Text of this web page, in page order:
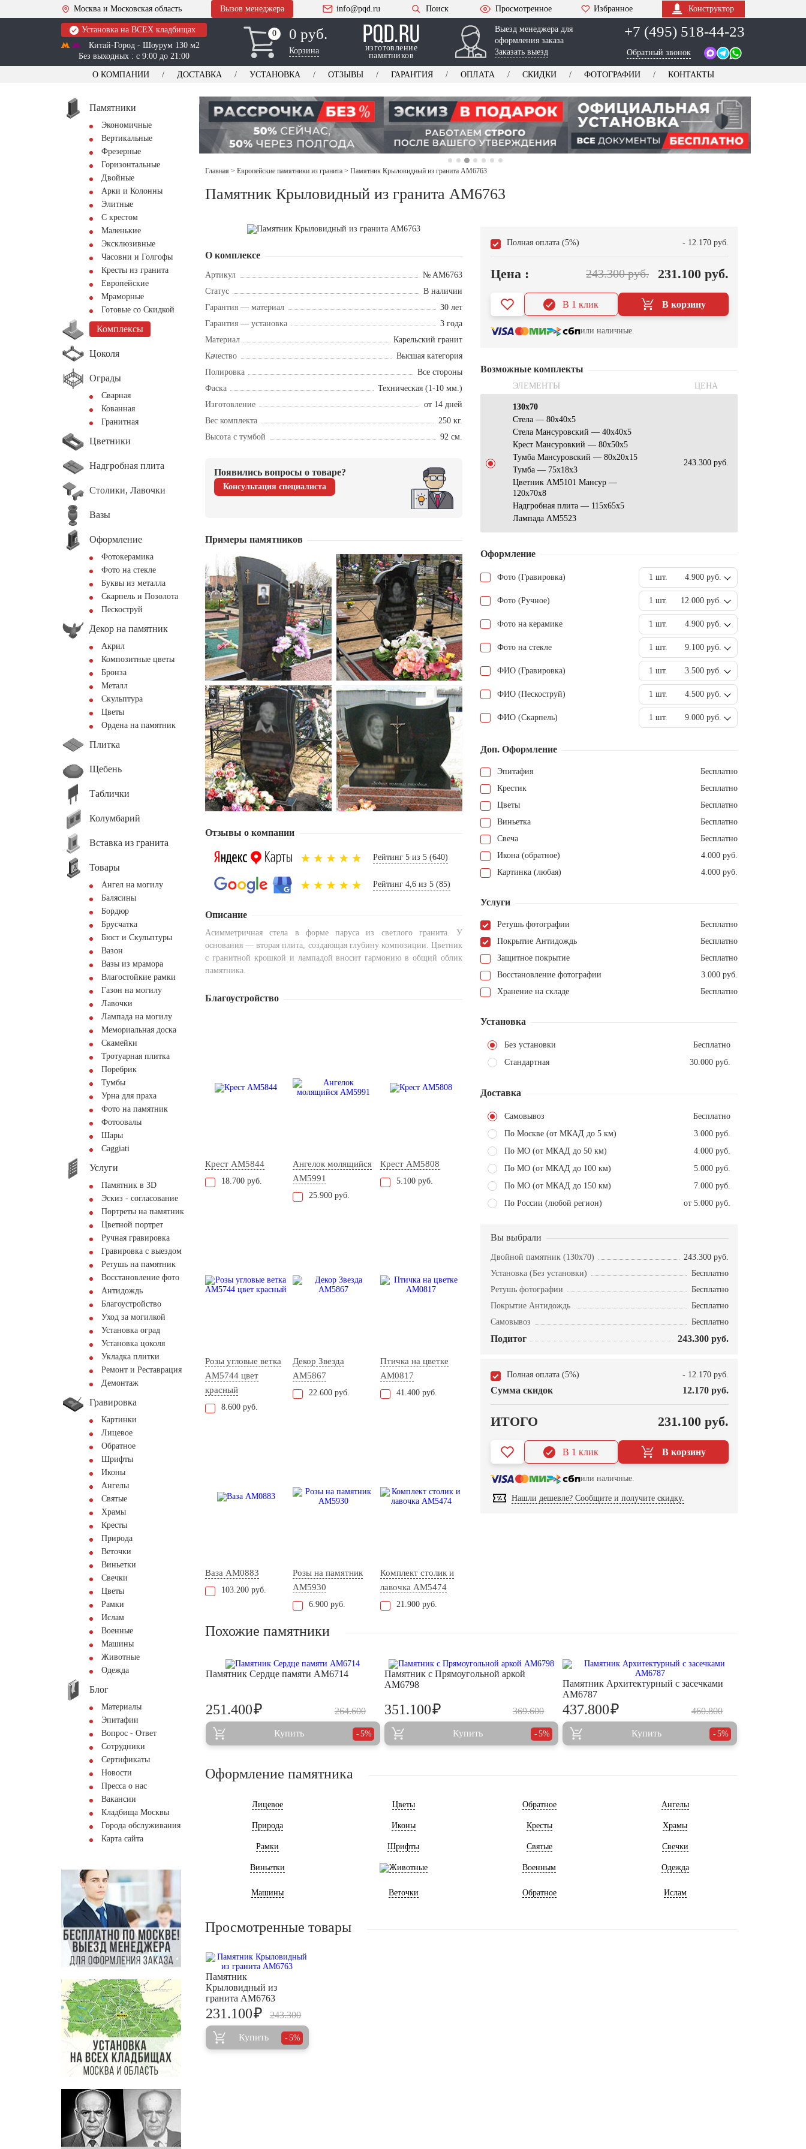
Москва и Московская область Вызов менеджера info@pqd.ru Поиск Просмотренное Избранное Конструктор
Установка на ВСЕХ кладбищах
Китай-Город - Шоурум 130 м2
Без выходных : с 9:00 до 21:00
0
0 0 руб.
Корзина
изготовление
памятников
Выезд менеджера для
оформления заказа
Заказать выезд
+7 (495) 518-44-23
Обратный звонок
О КОМПАНИИ ДОСТАВКА УСТАНОВКА ОТЗЫВЫ ГАРАНТИЯ ОПЛАТА СКИДКИ ФОТОГРАФИИ КОНТАКТЫ
Памятники
Экономичные
Вертикальные
Фрезерные
Горизонтальные
Двойные
Арки и Колонны
Элитные
С крестом
Маленькие
Эксклюзивные
Часовни и Голгофы
Кресты из гранита
Европейские
Мраморные
Готовые со Скидкой
Комплексы
Цоколя
Ограды
Сварная
Кованная
Гранитная
Цветники
Надгробная плита
Столики, Лавочки
Вазы
Оформление
Фотокерамика
Фото на стекле
Буквы из металла
Скарпель и Позолота
Пескоструй
Декор на памятник
Акрил
Композитные цветы
Бронза
Металл
Скульптура
Цветы
Ордена на памятник
Плитка
Щебень
Таблички
Колумбарий
Вставка из гранита
Товары
Ангел на могилу
Балясины
Бордюр
Брусчатка
Бюст и Скульптуры
Вазон
Вазы из мрамора
Влагостойкие рамки
Газон на могилу
Лавочки
Лампада на могилу
Мемориальная доска
Скамейки
Тротуарная плитка
Поребрик
Тумбы
Урна для праха
Фото на памятник
Фотоовалы
Шары
Сaggiati
Услуги
Памятник в 3D
Эскиз - согласование
Портреты на памятник
Цветной портрет
Ручная гравировка
Гравировка с выездом
Ретушь на памятник
Восстановление фото
Антидождь
Благоустройство
Уход за могилкой
Установка оград
Установка цоколя
Укладка плитки
Ремонт и Реставрация
Демонтаж
Гравировка
Картинки
Лицевое
Обратное
Шрифты
Иконы
Ангелы
Святые
Храмы
Кресты
Природа
Веточки
Виньетки
Свечки
Цветы
Рамки
Ислам
Военные
Машины
Животные
Одежда
Блог
Материалы
Эпитафии
Вопрос - Ответ
Сотрудники
Сертификаты
Новости
Пресса о нас
Вакансии
Кладбища Москвы
Города обслуживания
Карта сайта
Главная > Европейские памятники из гранита > Памятник Крыловидный из гранита AM6763
Памятник Крыловидный из гранита AM6763
О комплексе
Артикул
№ AM6763
Статус
В наличии
Гарантия — материал
30 лет
Гарантия — установка
3 года
Материал
Карельский гранит
Качество
Высшая категория
Полировка
Все стороны
Фаска
Техническая (1-10 мм.)
Изготовление
от 14 дней
Вес комплекта
250 кг.
Высота с тумбой
92 см.
Появились вопросы о товаре?
Консультация специалиста
Примеры памятников
Отзывы о компании
Рейтинг 5 из 5 (640)
Рейтинг 4,6 из 5 (85)
Описание
Асимметричная стела в форме паруса из светлого гранита. У
основания — вторая плита, создающая глубину композиции. Цветник
с гранитной крошкой и лампадой вносит гармонию в общий облик
памятника.
Благоустройство
Крест AM5844
18.700 руб.
Ангелок молящийся
AM5991
25.900 руб.
Крест AM5808
5.100 руб.
Розы угловые ветка
AM5744 цвет
красный
8.600 руб.
Декор Звезда
AM5867
22.600 руб.
Птичка на цветке
AM0817
41.400 руб.
Ваза AM0883
103.200 руб.
Розы на памятник
AM5930
6.900 руб.
Комплект столик и
лавочка АМ5474
21.900 руб.
Полная оплата (5%) - 12.170 руб.
Цена : 243.300 руб. 231.100 руб.
В корзину
В 1 клик
или наличные.
Возможные комплекты
ЭЛЕМЕНТЫ ЦЕНА
130х70
Стела — 80x40x5
Стела Мансуровский — 40x40x5
Крест Мансуровкий — 80x50x5
Тумба Мансуровский — 80x20x15
Тумба — 75x18x3
Цветник АМ5101 Мансур —
120x70x8
Надгробная плита — 115x65x5
Лампада AM5523
243.300 руб.
Оформление
Фото (Гравировка) 1 шт. 4.900 руб.
Фото (Ручное) 1 шт. 12.000 руб.
Фото на керамике 1 шт. 4.900 руб.
Фото на стекле 1 шт. 9.100 руб.
ФИО (Гравировка) 1 шт. 3.500 руб.
ФИО (Пескоструй) 1 шт. 4.500 руб.
ФИО (Скарпель) 1 шт. 9.000 руб.
Доп. Оформление
Эпитафия
Бесплатно
Крестик
Бесплатно
Цветы
Бесплатно
Виньетка
Бесплатно
Свеча
Бесплатно
Икона (обратное)
4.000 руб.
Картинка (любая)
4.000 руб.
Услуги
Ретушь фотографии
Бесплатно
Покрытие Антидождь
Бесплатно
Защитное покрытие
Бесплатно
Восстановление фотографии
3.000 руб.
Хранение на складе
Бесплатно
Установка
Без установки
Бесплатно
Стандартная
30.000 руб.
Доставка
Самовывоз
Бесплатно
По Москве (от МКАД до 5 км)
3.000 руб.
По МО (от МКАД до 50 км)
4.000 руб.
По МО (от МКАД до 100 км)
5.000 руб.
По МО (от МКАД до 150 км)
7.000 руб.
По России (любой регион)
от 5.000 руб.
Вы выбрали
Двойной памятник (130х70)
243.300 руб.
Установка (Без установки)
Бесплатно
Ретушь фотографии
Бесплатно
Покрытие Антидождь
Бесплатно
Самовывоз
Бесплатно
Подитог 243.300 руб.
Полная оплата (5%) - 12.170 руб.
Сумма скидок 12.170 руб.
ИТОГО 231.100 руб.
В корзину
В 1 клик
или наличные.
Нашли дешевле? Сообщите и получите скидку.
Похожие памятники
Памятник Сердце памяти AM6714
264.600
251.400₽
Купить 5%
Памятник с Прямоугольной аркой
AM6798
369.600
351.100₽
Купить 5%
Памятник Архитектурный с засечками
AM6787
460.800
437.800₽
Купить 5%
Оформление памятника
Лицевое Цветы Обратное Ангелы
Природа Иконы Кресты Храмы
Рамки Шрифты Святые Свечки
Виньетки Животные Военным Одежда
Машины Веточки Обратное Ислам
Просмотренные товары
Памятник
Крыловидный из
гранита AM6763
243.300
231.100₽
Купить 5%